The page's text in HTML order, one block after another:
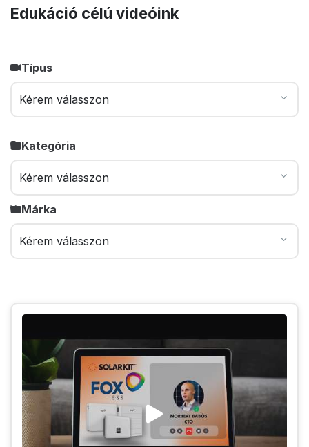
Edukáció célú videóink
Típus
Kategória
Márka